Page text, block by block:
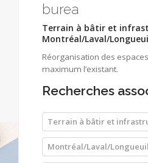
burea
Terrain à bâtir et
Montréal/Laval/
Réorganisation des
maximum l’existant.
Recherches
Terrain à bâtir et
Montréal/Laval/